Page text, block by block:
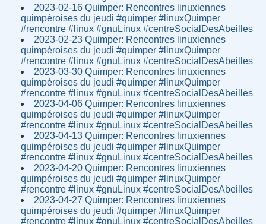
2023-02-16 Quimper: Rencontres linuxiennes
quimpéroises du jeudi #quimper #linuxQuimper
#rencontre #linux #gnuLinux #centreSocialDesAbeilles
2023-02-23 Quimper: Rencontres linuxiennes
quimpéroises du jeudi #quimper #linuxQuimper
#rencontre #linux #gnuLinux #centreSocialDesAbeilles
2023-03-30 Quimper: Rencontres linuxiennes
quimpéroises du jeudi #quimper #linuxQuimper
#rencontre #linux #gnuLinux #centreSocialDesAbeilles
2023-04-06 Quimper: Rencontres linuxiennes
quimpéroises du jeudi #quimper #linuxQuimper
#rencontre #linux #gnuLinux #centreSocialDesAbeilles
2023-04-13 Quimper: Rencontres linuxiennes
quimpéroises du jeudi #quimper #linuxQuimper
#rencontre #linux #gnuLinux #centreSocialDesAbeilles
2023-04-20 Quimper: Rencontres linuxiennes
quimpéroises du jeudi #quimper #linuxQuimper
#rencontre #linux #gnuLinux #centreSocialDesAbeilles
2023-04-27 Quimper: Rencontres linuxiennes
quimpéroises du jeudi #quimper #linuxQuimper
#rencontre #linux #gnuLinux #centreSocialDesAbeilles